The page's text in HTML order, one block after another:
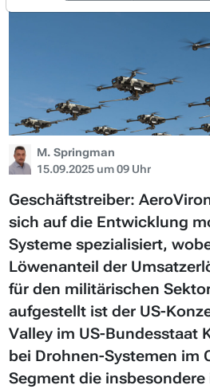
M. Springman
15.09.2025 um 09 Uhr
Geschäftstreiber:
sich auf die Entwicklung
Systeme spezialisiert,
Löwenanteil der
für den militärischen
aufgestellt ist der US-
Valley im US-Bundesstaat
bei Drohnen-Systemen im
Segment die insbesondere